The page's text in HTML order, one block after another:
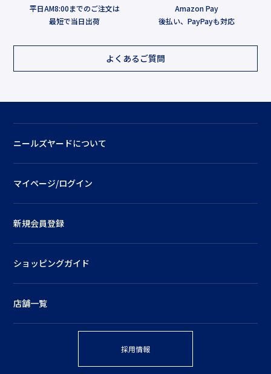
平日AM8:00までのご注文は
最短で当日出荷
Amazon Pay
後払い、PayPayも対応
よくあるご質問
ニールズヤードについて
マイページ/ログイン
新規会員登録
ショッピングガイド
店舗一覧
採用情報